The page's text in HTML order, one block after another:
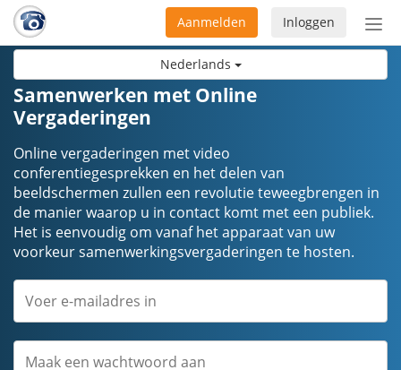
Nederlands
Inloggen
Aanmelden
Samenwerken met Online
Vergaderingen
Online vergaderingen met video
conferentiegesprekken en het delen van
beeldschermen zullen een revolutie teweegbrengen in
de manier waarop u in contact komt met een publiek.
Het is eenvoudig om vanaf het apparaat van uw
voorkeur samenwerkingsvergaderingen te hosten.